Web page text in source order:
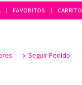
FAVORITOS CARRITO
Seguir Pedido